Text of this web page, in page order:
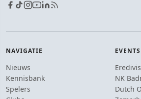
NAVIGATIE
Nieuws
Kennisbank
Spelers
EVENTS
NK
Dutch